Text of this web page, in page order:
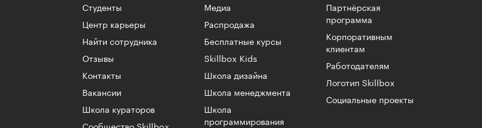
Студенты
Центр карьеры
Найти сотрудника
Отзывы
Контакты
Вакансии
Школа кураторов
Медиа
Распродажа
Бесплатные курсы
Skillbox Kids
Школа дизайна
Школа менеджмента
Школа
программирования
Партнёрская
программа
Корпоративным
клиентам
Работодателям
Логотип Skillbox
Социальные проекты